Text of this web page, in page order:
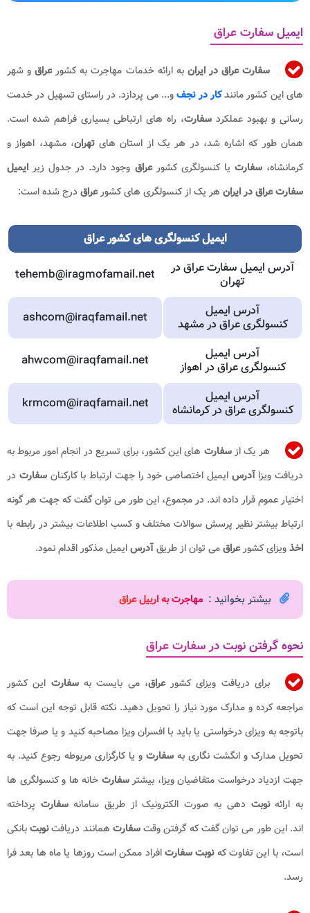
ایمیل سفارت عراق
سفارت عراق در ایران به ارائه خدمات مهاجرت به کشورعراق و شهر
های این کشور مانندکار در نجفو... می پردازد. در راستای تسهیل در خدمت
رسانی و بهبود عملکرد سفارت، راه های ارتباطی بسیاری فراهم شده است.
همان طور که اشاره شد، در هر یک از استان هایتهران، مشهد، اهواز و
کرمانشاه،سفارت یا کنسولگری کشورعراق وجود دارد. در جدول زیر ایمیل
سفارت عراق در ایران هر یک از کنسولگری های کشورعراقدرج شده است:
ایمیل کنسولگری های کشور عراق
آدرس ایمیل سفارت عراق در
تهران
tehemb@iragmofamail.net
آدرس ایمیل
کنسولگری عراق در مشهد
ashcom@iraqfamail.net
آدرس ایمیل
کنسولگری عراق در اهواز
ahwcom@iraqfamail.net
آدرس ایمیل
کنسولگری عراق در کرمانشاه
krmcom@iraqfamail.net
هر یک ازسفارت های این کشور، برای تسریع در انجام امور مربوط به
دریافت ویزاآدرسایمیل اختصاصی خود را جهت ارتباط با کارکنانسفارت در
اختیار عموم قرار داده اند. در مجموع، این طور می توان گفت که جهت هر گونه
ارتباط بیشتر نظیر پرسش سوالات مختلف و کسب اطلاعات بیشتر در رابطه با
اخذویزای کشورعراقمی توان از طریقآدرسایمیل مذکور اقدام نمود.
بیشتر بخوانید : مهاجرت به اربیل عراق
نحوه گرفتن نوبت در سفارت عراق
برای دریافت ویزای کشورعراق، می بایست بهسفارت این کشور
مراجعه کرده و مدارک مورد نیاز را تحویل دهید. نکته قابل توجه این است که
باتوجه به ویزای درخواستی یا باید با افسران ویزا مصاحبه کنید و یا صرفا جهت
تحویل مدارک و انگشت نگاری به سفارت و یا کارگزاری مربوطه رجوع کنید. به
جهت ازدیاد درخواست متقاضیان ویزا، بیشترسفارت خانه ها و کنسولگری ها
به ارائهنوبت دهی به صورت الکترونیک از طریق سامانهسفارت پرداخته
اند. این طور می توان گفت که گرفتن وقتسفارت همانند دریافتنوبتبانکی
است، با این تفاوت کهنوبت سفارتافراد ممکن است روزها یا ماه ها بعد فرا
رسد.